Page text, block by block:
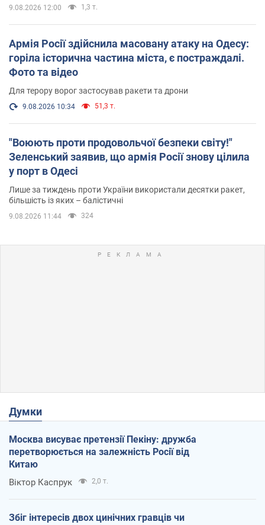
9.08.2026 12:00 1,3 т.
Армія Росії здійснила масовану атаку на Одесу:
горіла історична частина міста, є постраждалі.
Фото та відео
Для терору ворог застосував ракети та дрони
9.08.2026 10:34 51,3 т.
"Воюють проти продовольчої безпеки світу!"
Зеленський заявив, що армія Росії знову цілила
у порт в Одесі
Лише за тиждень проти України використали десятки ракет,
більшість із яких – балістичні
9.08.2026 11:44 324
Думки
Москва висуває претензії Пекіну: дружба
перетворюється на залежність Росії від
Китаю
Віктор Каспрук 2,0 т.
Збіг інтересів двох цинічних гравців чи